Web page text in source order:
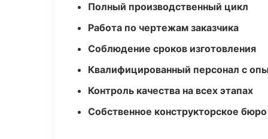
Полный производственный цикл
Работа по чертежам заказчика
Соблюдение сроков изготовления
Квалифицированный персонал с
Контроль качества на всех этапах
Собственное конструкторское бюро